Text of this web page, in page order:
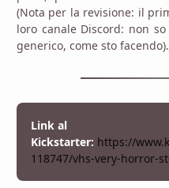
(Nota per la revisione: il
loro canale Discord: non
generico, come sto facendo).
Link al
Kickstarter: https://
118747/vhs-very-horror-